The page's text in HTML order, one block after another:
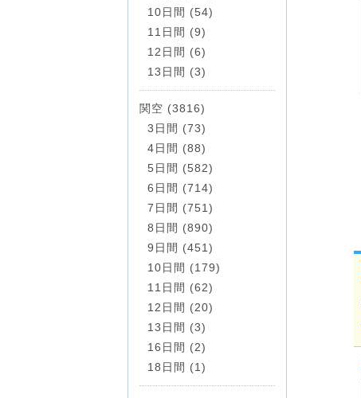
10日間 (54)
11日間 (9)
12日間 (6)
13日間 (3)
関空 (3816)
3日間 (73)
4日間 (88)
5日間 (582)
6日間 (714)
7日間 (751)
8日間 (890)
9日間 (451)
10日間 (179)
11日間 (62)
12日間 (20)
13日間 (3)
16日間 (2)
18日間 (1)